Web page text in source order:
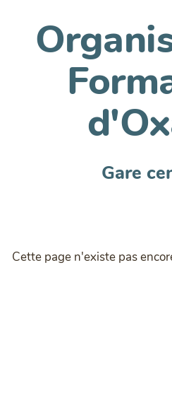
Gare
Cette page n'existe pas